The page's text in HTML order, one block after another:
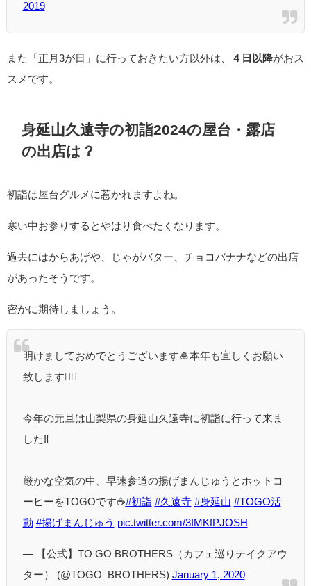
2019
また「正月3が日」に行っておきたい方以外は、 ４日以降がおス
スメです。
身延山久遠寺の初詣2024の屋台・露店
の出店は？
初詣は屋台グルメに惹かれますよね。
寒い中お参りするとやはり食べたくなります。
過去にはからあげや、じゃがバター、チョコバナナなどの出店
があったそうです。
密かに期待しましょう。
明けましておめでとうございます🎍本年も宜しくお願い
致します🙇‍♂️
今年の元旦は山梨県の身延山久遠寺に初詣に行って来ま
した‼️
厳かな空気の中、早速参道の揚げまんじゅうとホットコ
ーヒーをTOGOです☕️#初詣 #久遠寺 #身延山 #TOGO活
動 #揚げまんじゅう pic.twitter.com/3IMKfPJOSH
— 【公式】TO GO BROTHERS（カフェ巡りテイクアウ
ター） (@TOGO_BROTHERS) January 1, 2020